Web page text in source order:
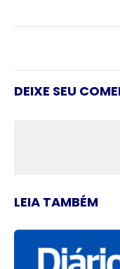
DEIXE SEU
LEIA TAMBÉM